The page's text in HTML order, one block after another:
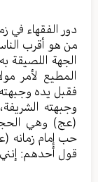
دور الفقهاء في
من هو أقرب
الجهة اللصيقة
المطيع لأمر
فقبل يده
وجبهته
(عج) وهي
حب إمام زمانه
قول أحدهم: